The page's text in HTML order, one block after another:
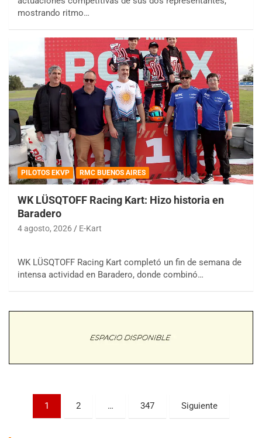
mostrando ritmo…
PILOTOS EKVP RMC BUENOS AIRES
WK LÜSQTOFF Racing Kart: Hizo historia en
Baradero
4 agosto, 2026 E-Kart
WK LÜSQTOFF Racing Kart completó un fin de semana de
intensa actividad en Baradero, donde combinó…
Paginación
1 2 … 347 Siguiente
COBERTURA ESPECIAL DE E-KART.COM.AR
08/09-AGO
Trenque Lauquen (Buenos Aires)
Villaguay (Entre Ríos)